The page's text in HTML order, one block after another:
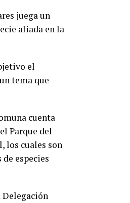
juega un
aliada en la
el
tema que
cuenta
Parque del
los cuales son
especies
Delegación